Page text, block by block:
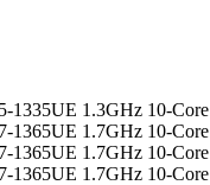
1.3GHz 10-Core
1.7GHz 10-Core
1.7GHz 10-Core
1.7GHz 10-Core